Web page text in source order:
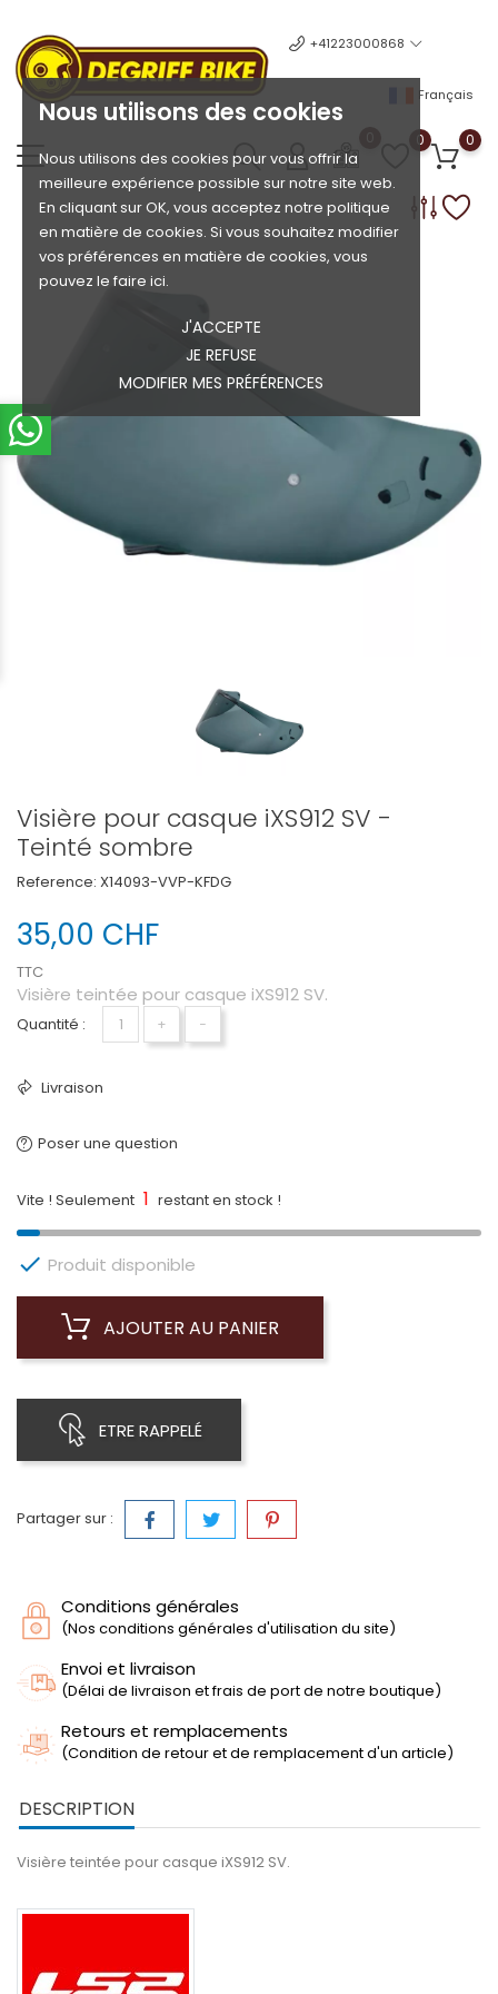
Nous utilisons des cookies
Nous utilisons des cookies pour vous offrir la
meilleure expérience possible sur notre site web.
En cliquant sur OK, vous acceptez notre politique
en matière de cookies. Si vous souhaitez modifier
vos préférences en matière de cookies, vous
pouvez le faire ici.
J'ACCEPTE
JE REFUSE
MODIFIER MES PRÉFÉRENCES
+41223000868
Français
0 0
Visière pour casque iXS912 SV -
Teinté sombre
Reference: X14093-VVP-KFDG
35,00 CHF
TTC
Visière teintée pour casque iXS912 SV.
Quantité : + −
Livraison
Poser une question
Vite ! Seulement 1 restant en stock !
 Produit disponible
AJOUTER AU PANIER
ETRE RAPPELÉ
Partager sur :
Conditions générales
(Nos conditions générales d'utilisation du site)
Envoi et livraison
(Délai de livraison et frais de port de notre boutique)
Retours et remplacements
(Condition de retour et de remplacement d'un article)
DESCRIPTION
Visière teintée pour casque iXS912 SV.